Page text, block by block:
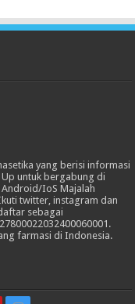
yang berisi informasi
untuk bergabung di
IoS Majalah
twitter, instagram dan
sebagai
farmasi di Indonesia.